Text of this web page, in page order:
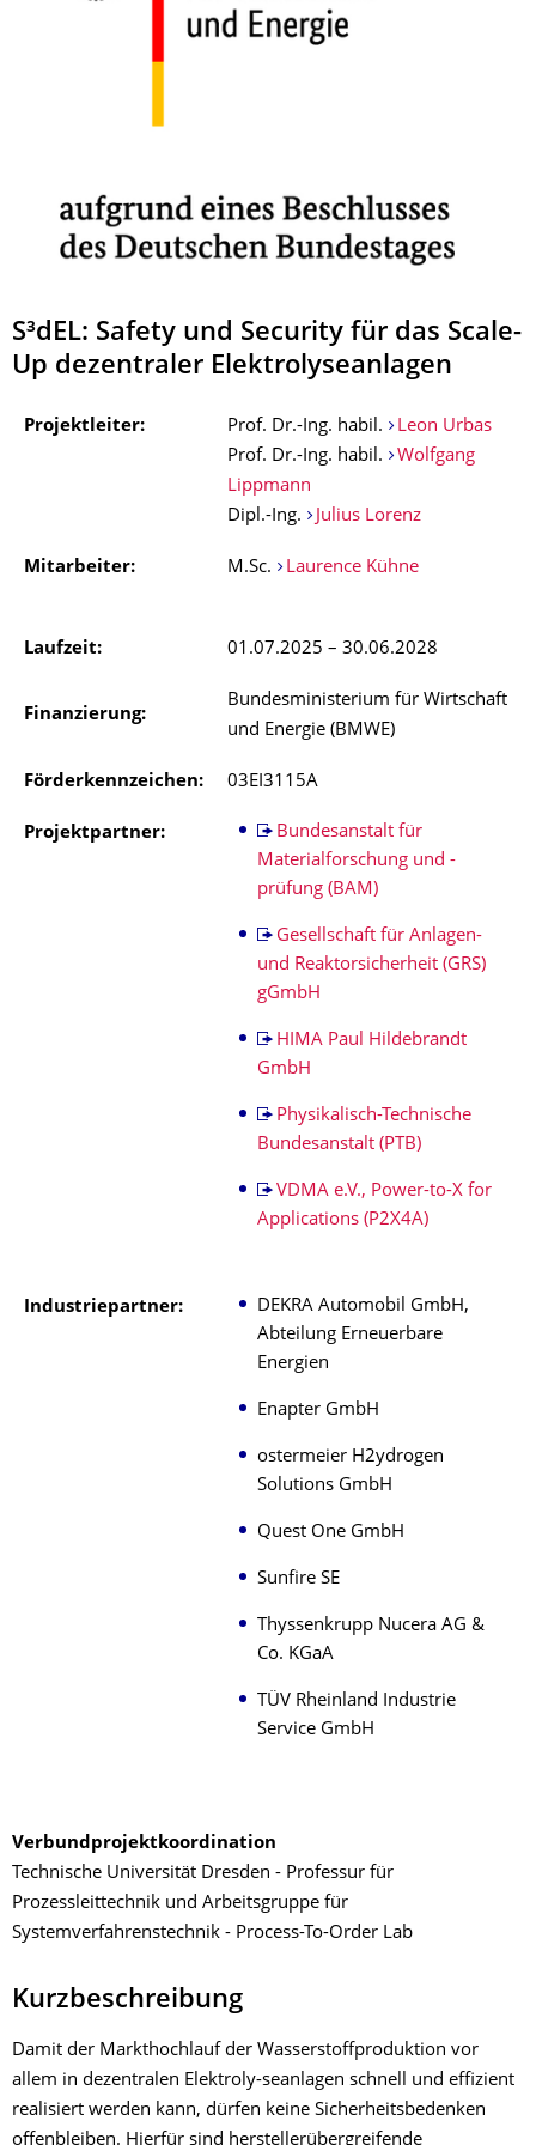
S³dEL: Safety und Security für das Scale-
Up dezentraler Elektrolyseanlagen
Projektleiter: Prof. Dr.-Ing. habil.
Leon Urbas
Prof. Dr.-Ing. habil.
Wolfgang
Lippmann
Dipl.-Ing.
Julius Lorenz
Mitarbeiter: M.Sc. Laurence Kühne
Laufzeit: 01.07.2025 – 30.06.2028
Finanzierung:
Bundesministerium für Wirtschaft
und Energie (BMWE)
Förderkennzeichen: 03EI3115A
Projektpartner:
Bundesanstalt für
Materialforschung und -
prüfung (BAM)
Gesellschaft für Anlagen-
und Reaktorsicherheit (GRS)
gGmbH
HIMA Paul Hildebrandt
GmbH
Physikalisch-Technische
Bundesanstalt (PTB)
VDMA e.V., Power-to-X for
Applications (P2X4A)
Industriepartner:
DEKRA Automobil GmbH,
Abteilung Erneuerbare
Energien
Enapter GmbH
ostermeier H2ydrogen
Solutions GmbH
Quest One GmbH
Sunfire SE
Thyssenkrupp Nucera AG &
Co. KGaA
TÜV Rheinland Industrie
Service GmbH
Verbundprojektkoordination
Technische Universität Dresden - Professur für
Prozessleittechnik und Arbeitsgruppe für
Systemverfahrenstechnik - Process-To-Order Lab
Kurzbeschreibung
Damit der Markthochlauf der Wasserstoffproduktion vor
allem in dezentralen Elektroly-seanlagen schnell und effizient
realisiert werden kann, dürfen keine Sicherheitsbedenken
offenbleiben. Hierfür sind herstellerübergreifende